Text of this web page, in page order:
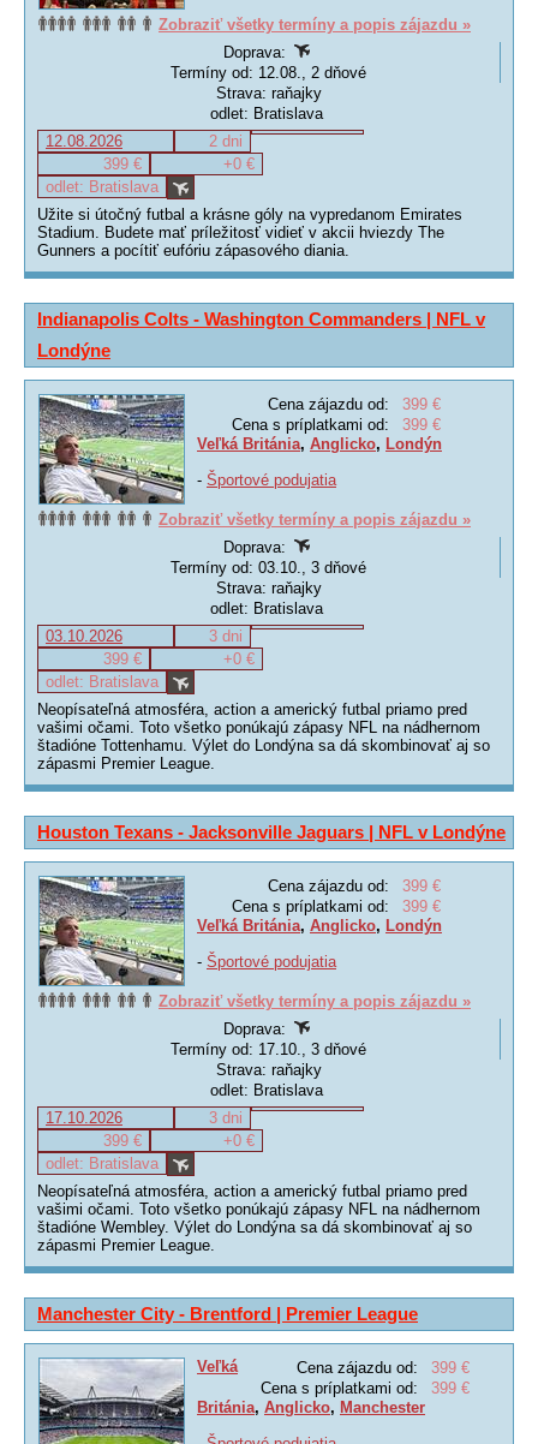
Zobraziť všetky termíny a popis zájazdu »
Doprava:
Termíny od: 12.08., 2 dňové
Strava: raňajky
odlet: Bratislava
12.08.2026
2 dni
399 €
+0 €
odlet: Bratislava
Užite si útočný futbal a krásne góly na vypredanom Emirates
Stadium. Budete mať príležitosť vidieť v akcii hviezdy The
Gunners a pocítiť eufóriu zápasového diania.
Indianapolis Colts - Washington Commanders | NFL v
Londýne
Cena zájazdu od:
399 €
Cena s príplatkami od:
399 €
Veľká Británia, Anglicko, Londýn
- Športové podujatia
Zobraziť všetky termíny a popis zájazdu »
Doprava:
Termíny od: 03.10., 3 dňové
Strava: raňajky
odlet: Bratislava
03.10.2026
3 dni
399 €
+0 €
odlet: Bratislava
Neopísateľná atmosféra, action a americký futbal priamo pred
vašimi očami. Toto všetko ponúkajú zápasy NFL na nádhernom
štadióne Tottenhamu. Výlet do Londýna sa dá skombinovať aj so
zápasmi Premier League.
Houston Texans - Jacksonville Jaguars | NFL v Londýne
Cena zájazdu od:
399 €
Cena s príplatkami od:
399 €
Veľká Británia, Anglicko, Londýn
- Športové podujatia
Zobraziť všetky termíny a popis zájazdu »
Doprava:
Termíny od: 17.10., 3 dňové
Strava: raňajky
odlet: Bratislava
17.10.2026
3 dni
399 €
+0 €
odlet: Bratislava
Neopísateľná atmosféra, action a americký futbal priamo pred
vašimi očami. Toto všetko ponúkajú zápasy NFL na nádhernom
štadióne Wembley. Výlet do Londýna sa dá skombinovať aj so
zápasmi Premier League.
Manchester City - Brentford | Premier League
Cena zájazdu od:
399 €
Cena s príplatkami od:
399 €
Veľká
Británia, Anglicko, Manchester